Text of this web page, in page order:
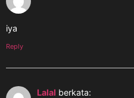
iya
Reply
Lalal berkata: